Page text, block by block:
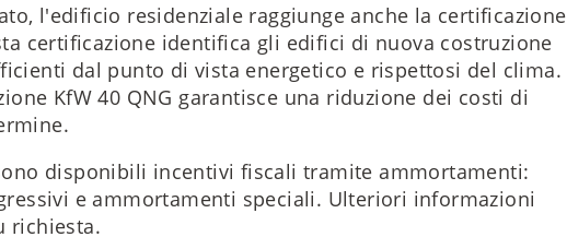
l'edificio residenziale raggiunge anche la certificazione
certificazione identifica gli edifici di nuova costruzione
dal punto di vista energetico e rispettosi del clima.
KfW 40 QNG garantisce una riduzione dei costi di
disponibili incentivi fiscali tramite ammortamenti:
e ammortamenti speciali. Ulteriori informazioni
richiesta.